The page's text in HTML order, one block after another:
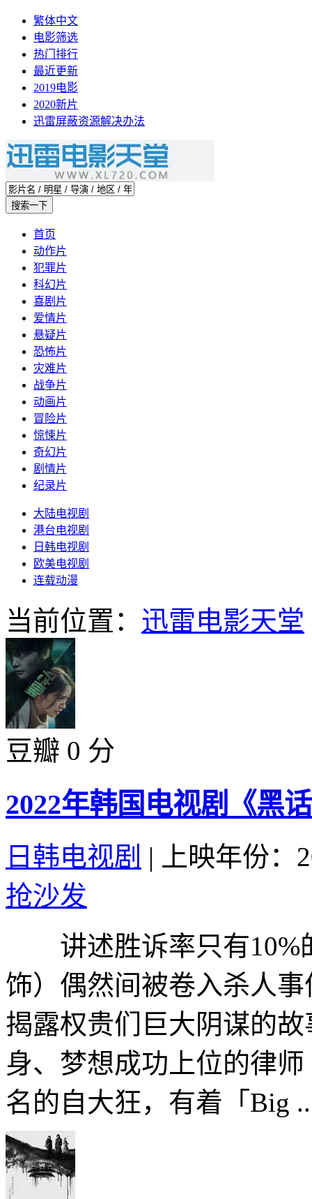
繁体中文
电影筛选
热门排行
最近更新
2019电影
2020新片
迅雷屏蔽资源解决办法
首页
动作片
犯罪片
科幻片
喜剧片
爱情片
悬疑片
恐怖片
灾难片
战争片
动画片
冒险片
惊悚片
奇幻片
剧情片
纪录片
大陆电视剧
港台电视剧
日韩电视剧
欧美电视剧
连载动漫
当前位置： 迅雷电影天堂
豆瓣 0 分
2022年韩国电视剧《黑
日韩电视剧 |
上映年份：
抢沙发
讲述胜诉率只有10%
饰）偶然间被卷入杀人
揭露权贵们巨大阴谋的
身、梦想成功上位的律
名的自大狂，有着「Big